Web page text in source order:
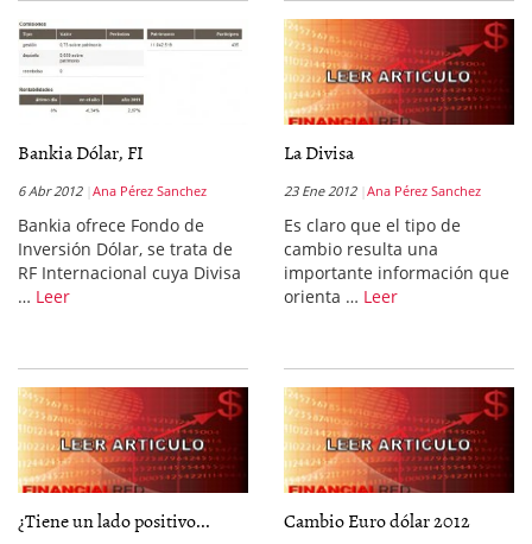
Bankia Dólar, FI
6 Abr 2012 Ana Pérez Sanchez
Bankia ofrece Fondo de
Inversión Dólar, se trata de
RF Internacional cuya Divisa
… Leer
La Divisa
23 Ene 2012 Ana Pérez Sanchez
Es claro que el tipo de
cambio resulta una
importante información que
orienta … Leer
¿Tiene un lado positivo... Cambio Euro dólar 2012